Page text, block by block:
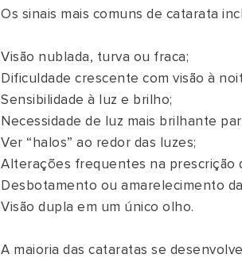
Os sinais mais comuns de catarata
Visão nublada, turva ou fraca;
Dificuldade crescente com visão à
Sensibilidade à luz e brilho;
Necessidade de luz mais brilhante
Ver “halos” ao redor das luzes;
Alterações frequentes na prescrição
Desbotamento ou amarelecimento
Visão dupla em um único olho.
A maioria das cataratas se